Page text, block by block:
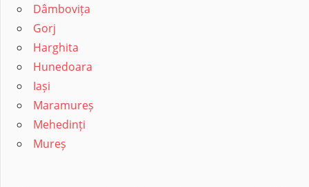
Dâmbovița
Gorj
Harghita
Hunedoara
Iași
Maramureș
Mehedinți
Mureș